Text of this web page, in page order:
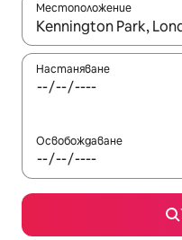
Местоположение
Когато резултатите
Настаняване
Освобождаване